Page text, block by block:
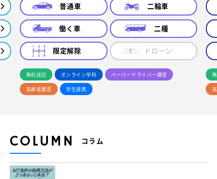
普通車 二輪車
働く車 二種
限定解除 ドローン
無料送迎 オンライン学科
ペーパードライバー講習
高齢者講習
学生提携
COLUMN コラム